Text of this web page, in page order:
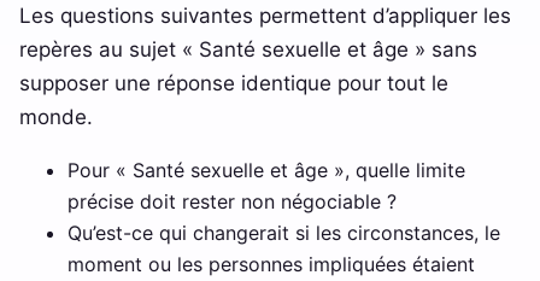
Les questions suivantes permettent d’appliquer les
repères au sujet « Santé sexuelle et âge » sans
supposer une réponse identique pour tout le
monde.
Pour « Santé sexuelle et âge », quelle limite
précise doit rester non négociable ?
Qu’est-ce qui changerait si les circonstances, le
moment ou les personnes impliquées étaient